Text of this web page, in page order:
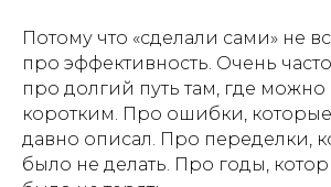
Потому что «сделали сами» не
про эффективность. Очень
про долгий путь там, где
коротким. Про ошибки,
давно описал. Про переделки,
было не делать. Про годы,